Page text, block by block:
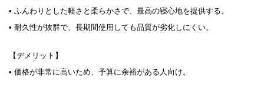
• ふんわりとした軽さと柔らかさで、最高の寝心地を提供する。
• 耐久性が抜群で、長期間使用しても品質が劣化しにくい。
【デメリット】
• 価格が非常に高いため、予算に余裕がある人向け。